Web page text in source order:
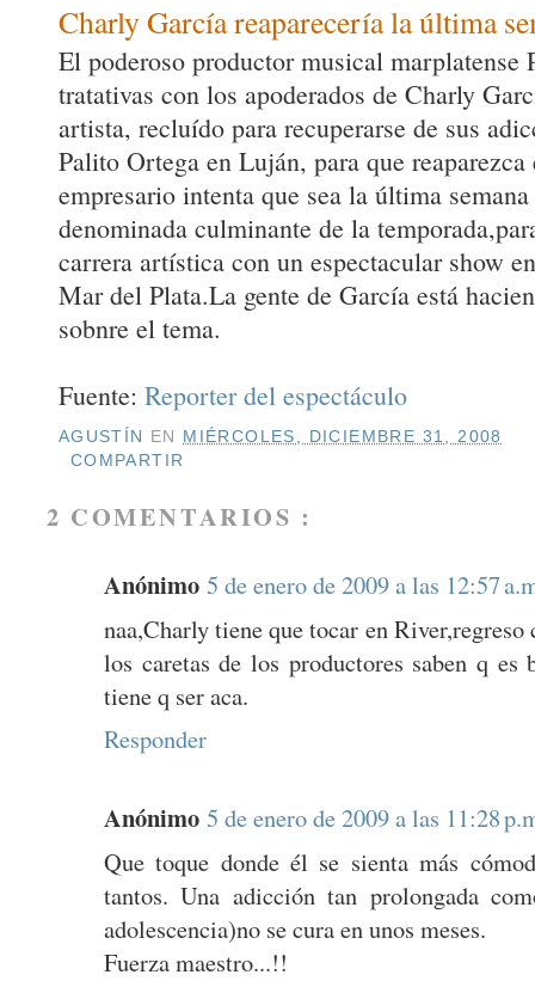
Charly García reaparecería la última
El poderoso productor musical
tratativas con los apoderados de Charly
artista, recluído para recuperarse de sus
Palito Ortega en Luján, para que
empresario intenta que sea la última
denominada culminante de la
carrera artística con un espectacular show
Mar del Plata.La gente de García está
sobnre el tema.
Fuente: Reporter del espectáculo
AGUSTÍN EN MIÉRCOLES, DICIEMBRE 31, 2008
COMPARTIR
2 COMENTARIOS :
Anónimo 5 de enero de 2009 a las 12:57
naa,Charly tiene que tocar en
los caretas de los productores saben q es
tiene q ser aca.
Responder
Anónimo 5 de enero de 2009 a las 11:28
Que toque donde él se sienta más
tantos. Una adicción tan prolongada
adolescencia)no se cura en unos meses.
Fuerza maestro...!!